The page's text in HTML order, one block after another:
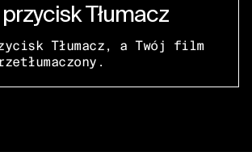
Tłumacz
Tłumacz, a Twój film